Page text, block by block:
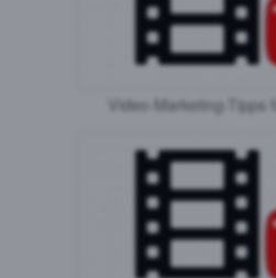
Video-Marketing-Tipps